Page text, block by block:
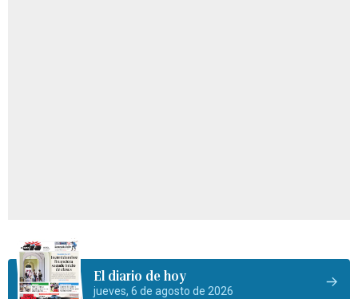
El diario de hoy
jueves, 6 de agosto de 2026